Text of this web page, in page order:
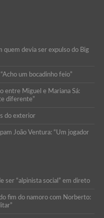
quem devia ser expulso do Big
um bocadinho feio”
entre Miguel e Mariana Sá:
diferente”
do exterior
João Ventura: “Um jogador
ser “alpinista social” em direto
fim do namoro com Norberto: